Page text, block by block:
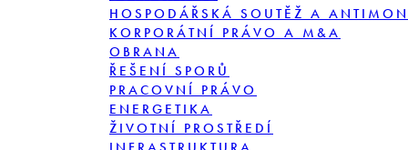
HOSPODÁŘSKÁ SOUTĚŽ A
KORPORÁTNÍ PRÁVO A M&A
OBRANA
ŘEŠENÍ SPORŮ
PRACOVNÍ PRÁVO
ENERGETIKA
ŽIVOTNÍ PROSTŘEDÍ